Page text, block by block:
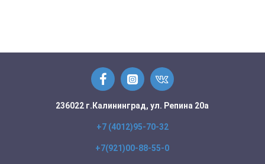
236022 г.Калининград, ул. Репина 20а
+7 (4012)95-70-32
+7(921)00-88-55-0